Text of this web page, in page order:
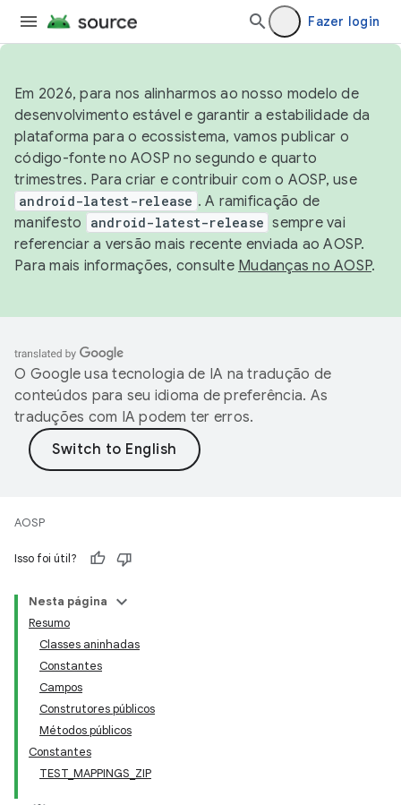
Fazer login
Em 2026, para nos alinharmos ao nosso modelo de
desenvolvimento estável e garantir a estabilidade da
plataforma para o ecossistema, vamos publicar o
código-fonte no AOSP no segundo e quarto
trimestres. Para criar e contribuir com o AOSP, use
android-latest-release . A ramificação de
manifesto
android-latest-release sempre vai
referenciar a versão mais recente enviada ao AOSP.
Para mais informações, consulte Mudanças no AOSP.
O Google usa tecnologia de IA na tradução de
conteúdos para seu idioma de preferência. As
traduções com IA podem ter erros.
AOSP
Isso foi útil?
Nesta página
Resumo
Classes aninhadas
Constantes
Campos
Construtores públicos
Métodos públicos
Constantes
TEST_MAPPINGS_ZIP